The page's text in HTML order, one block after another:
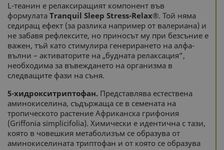
L-теанин е релаксиращият компонент във
формулата Tranquil Sleep Stress-Relax®. Той няма
седиращ ефект (за разлика например от валериана) и
не забавя рефлексите, но приносът му при безсъние е
важен, тъй като стимулира генерирането на алфа-
вълни – активаторите на „будната релаксация”,
необходима за въвеждането на организма в
следващите фази на съня.
5-хидрокситриптофан. Представлява естествена
аминокиселина, съдържаща се в семената на
тропическото растение Африканска грифония
(Griffonia simplicifolia). Химически е идентична с тази,
която в човешкия метаболизъм се образува от
аминокиселината триптофан и от която се образува